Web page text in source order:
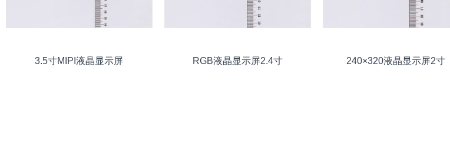
3.5寸MIPI液晶显示屏 RGB液晶显示屏2.4寸 240×320液晶显示屏2寸